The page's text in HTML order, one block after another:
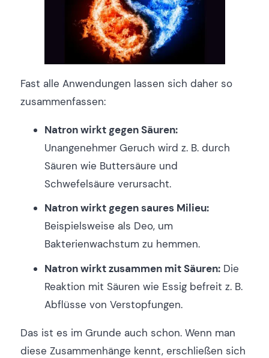
Fast alle Anwendungen lassen sich daher so
zusammenfassen:
Natron wirkt gegen Säuren:
Unangenehmer Geruch wird z. B. durch
Säuren wie Buttersäure und
Schwefelsäure verursacht.
Natron wirkt gegen saures Milieu:
Beispielsweise als Deo, um
Bakterienwachstum zu hemmen.
Natron wirkt zusammen mit Säuren:Die
Reaktion mit Säuren wie Essig befreit z. B.
Abflüsse von Verstopfungen.
Das ist es im Grunde auch schon. Wenn man
diese Zusammenhänge kennt, erschließen sich